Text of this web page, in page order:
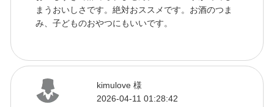
まうおいしさです。絶対おススメです。お酒のつま
み、子どものおやつにもいいです。
kimulove 様
2026-04-11 01:28:42